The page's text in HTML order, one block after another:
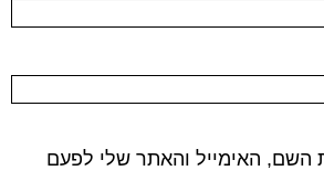
השם, האימייל והאתר שלי לפעם